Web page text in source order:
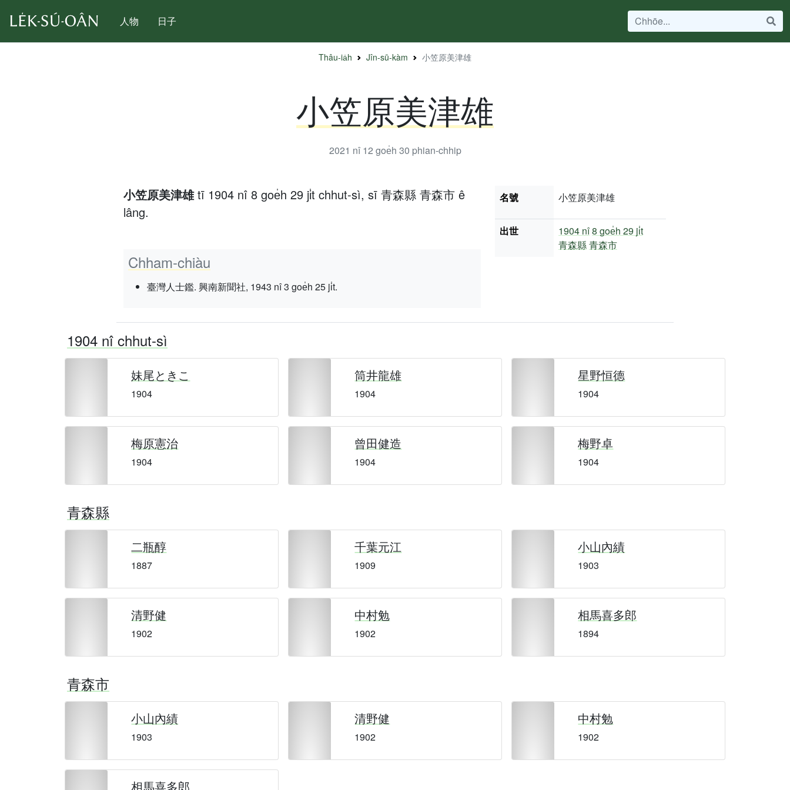
人物 日子
Thâu-ia̍h Jîn-sū-kàm 小笠原美津雄
小笠原美津雄
2021 nî 12 goe̍h 30 phian-chhip
小笠原美津雄tī 1904 nî 8 goe̍h 29 ji̍t chhut-sì, sī 青森縣 青森市 ê
lâng.
Chham-chiàu
臺灣人士鑑. 興南新聞社, 1943 nî 3 goe̍h 25 ji̍t.
名號 小笠原美津雄
出世 1904 nî8 goe̍h 29 ji̍t
青森縣青森市
1904 nî chhut-sì
妹尾ときこ
1904
筒井龍雄
1904
星野恒德
1904
梅原憲治
1904
曾田健造
1904
梅野卓
1904
青森縣
二瓶醇
1887
千葉元江
1909
小山內績
1903
清野健
1902
中村勉
1902
相馬喜多郎
1894
青森市
小山內績
1903
清野健
1902
中村勉
1902
相馬喜多郎